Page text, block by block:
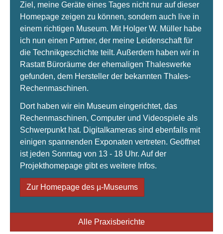
Ziel, meine Geräte eines Tages nicht nur auf dieser
Homepage zeigen zu können, sondern auch live in
einem richtigen Museum. Mit Holger W. Müller habe
ich nun einen Partner, der meine Leidenschaft für
die Technikgeschichte teilt. Außerdem haben wir in
Rastatt Büroräume der ehemaligen Thaleswerke
gefunden, dem Hersteller der bekannten Thales-
Rechenmaschinen.
Dort haben wir ein Museum eingerichtet, das
Rechenmaschinen, Computer und Videospiele als
Schwerpunkt hat. Digitalkameras sind ebenfalls mit
einigen spannenden Exponaten vertreten. Geöffnet
ist jeden Sonntag von 13 - 18 Uhr. Auf der
Projekthomepage gibt es weitere Infos.
Zur Homepage des µ-Museums
Alle Praxisberichte